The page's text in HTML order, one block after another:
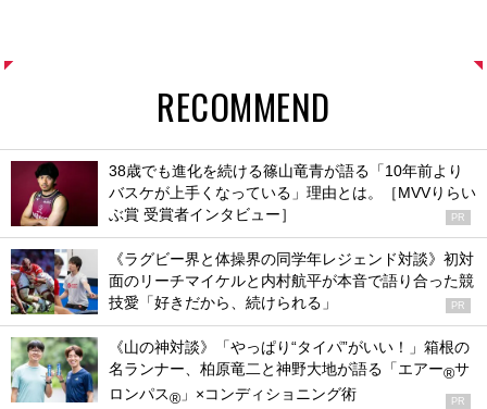
RECOMMEND
38歳でも進化を続ける篠山竜青が語る「10年前より
バスケが上手くなっている」理由とは。［MVVりらい
ぶ賞 受賞者インタビュー］
PR
《ラグビー界と体操界の同学年レジェンド対談》初対
面のリーチマイケルと内村航平が本音で語り合った競
技愛「好きだから、続けられる」
PR
《山の神対談》「やっぱり“タイパ”がいい！」箱根の
名ランナー、柏原竜二と神野大地が語る「エアー®サ
ロンパス® 」×コンディショニング術 PR